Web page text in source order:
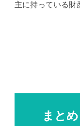
主に持っている財
まとめ